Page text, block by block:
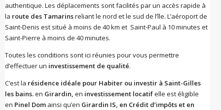
authentique. Les déplacements sont facilités par un accès rapide à
la route des Tamarinsreliant le nord et le sud de l’île. L’aéroport de
Saint-Denis est situé à moins de 40 km et Saint-Paul à 10 minutes et
Saint-Pierre à moins de 40 minutes.
Toutes les conditions sont ici réunies pour vous permettre
d’effectuer un investissement de qualité.
C’est la résidence idéale pour Habiter ou investir à Saint-Gilles
les bains.en Girardin, en investissement locatifelle est éligible
en Pinel Dom ainsi qu’en Girardin IS, en Crédit d’impôts et en